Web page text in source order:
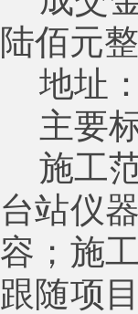
陆佰元整
地址
主要
施工
台站仪
容；施
跟随项